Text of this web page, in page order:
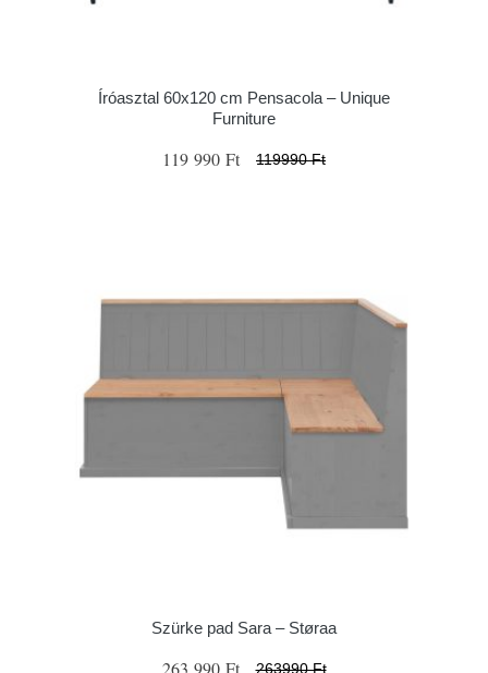
Íróasztal 60x120 cm Pensacola – Unique
Furniture
119 990 Ft 119990 Ft
Szürke pad Sara – Støraa
263 990 Ft 263990 Ft